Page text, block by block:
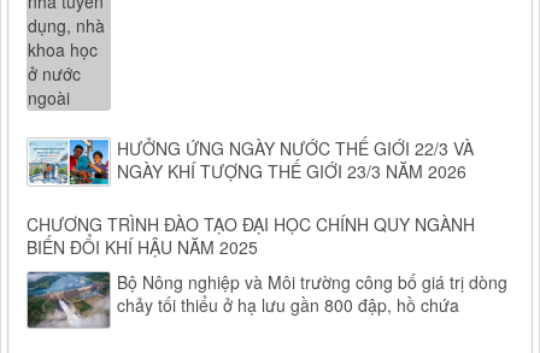
HƯỞNG ỨNG NGÀY NƯỚC THẾ GIỚI 22/3 VÀ
NGÀY KHÍ TƯỢNG THẾ GIỚI 23/3 NĂM 2026
CHƯƠNG TRÌNH ĐÀO TẠO ĐẠI HỌC CHÍNH QUY NGÀNH
BIẾN ĐỔI KHÍ HẬU NĂM 2025
Bộ Nông nghiệp và Môi trường công bố giá trị dòng
chảy tối thiểu ở hạ lưu gần 800 đập, hồ chứa